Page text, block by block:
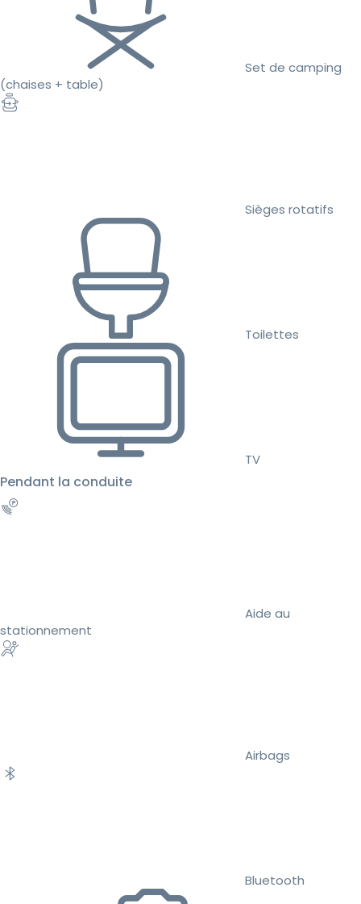
Set de camping
(chaises + table)
Sièges rotatifs
Toilettes
TV
Pendant la conduite
Aide au
stationnement
Airbags
Bluetooth